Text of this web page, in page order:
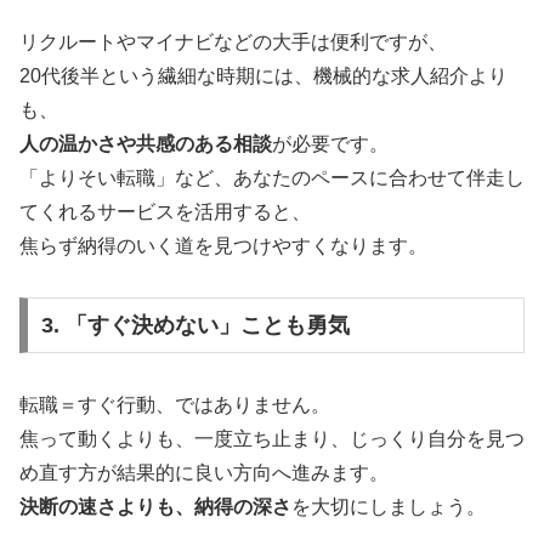
リクルートやマイナビなどの大手は便利ですが、
20代後半という繊細な時期には、機械的な求人紹介より
も、
人の温かさや共感のある相談が必要です。
「よりそい転職」など、あなたのペースに合わせて伴走し
てくれるサービスを活用すると、
焦らず納得のいく道を見つけやすくなります。
3. 「すぐ決めない」ことも勇気
転職＝すぐ行動、ではありません。
焦って動くよりも、一度立ち止まり、じっくり自分を見つ
め直す方が結果的に良い方向へ進みます。
決断の速さよりも、納得の深さ を大切にしましょう。